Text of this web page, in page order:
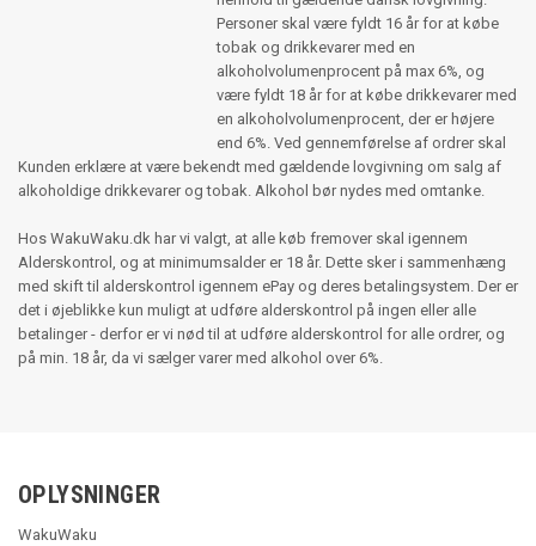
Personer skal være fyldt 16 år for at købe
tobak og drikkevarer med en
alkoholvolumenprocent på max 6%, og
være fyldt 18 år for at købe drikkevarer med
en alkoholvolumenprocent, der er højere
end 6%. Ved gennemførelse af ordrer skal
Kunden erklære at være bekendt med gældende lovgivning om salg af
alkoholdige drikkevarer og tobak. Alkohol bør nydes med omtanke.
Hos WakuWaku.dk har vi valgt, at alle køb fremover skal igennem
Alderskontrol, og at minimumsalder er 18 år. Dette sker i sammenhæng
med skift til alderskontrol igennem ePay og deres betalingsystem. Der er
det i øjeblikke kun muligt at udføre alderskontrol på ingen eller alle
betalinger - derfor er vi nød til at udføre alderskontrol for alle ordrer, og
på min. 18 år, da vi sælger varer med alkohol over 6%.
OPLYSNINGER
WakuWaku